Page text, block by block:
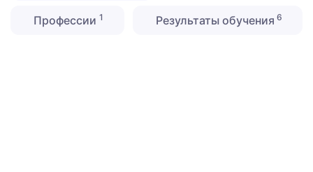
Профессии1 Результаты обучения 6